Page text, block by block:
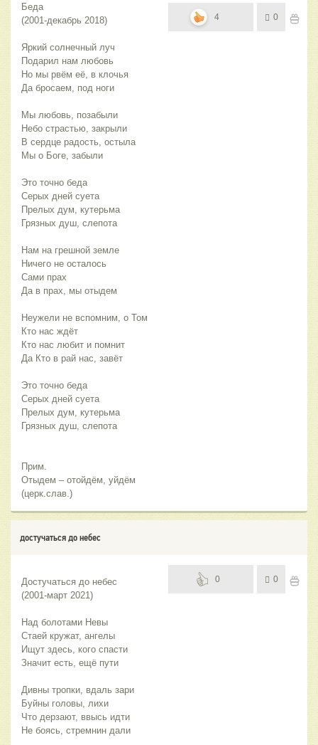
Беда
(2001-декабрь 2018)
Яркий солнечный луч
Подарил нам любовь
Но мы рвём её, в клочья
Да бросаем, под ноги
Мы любовь, позабыли
Небо страстью, закрыли
В сердце радость, остыла
Мы о Боге, забыли
Это точно беда
Серых дней суета
Прелых дум, кутерьма
Грязных душ, слепота
Нам на грешной земле
Ничего не осталось
Сами прах
Да в прах, мы отыдем
Неужели не вспомним, о Том
Кто нас ждёт
Кто нас любит и помнит
Да Кто в рай нас, завёт
Это точно беда
Серых дней суета
Прелых дум, кутерьма
Грязных душ, слепота
Прим.
Отыдем – отойдём, уйдём
(церк.слав.)
4 0
достучаться до небес
Достучаться до небес
(2001-март 2021)
Над болотами Невы
Стаей кружат, ангелы
Ищут здесь, кого спасти
Значит есть, ещё пути
Дивны тропки, вдаль зари
Буйны головы, лихи
Что дерзают, ввысь идти
Не боясь, стремнин дали
0 0